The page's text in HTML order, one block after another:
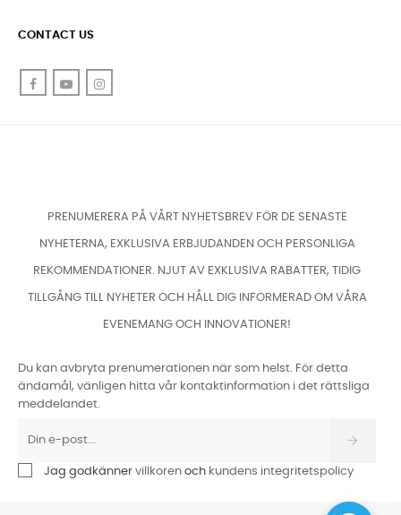
CONTACT US
FacebookYouTube
PRENUMERERA PÅ VÅRT NYHETSBREV FÖR DE SENASTE
NYHETERNA, EXKLUSIVA ERBJUDANDEN OCH PERSONLIGA
REKOMMENDATIONER. NJUT AV EXKLUSIVA RABATTER, TIDIG
TILLGÅNG TILL NYHETER OCH HÅLL DIG INFORMERAD OM VÅRA
EVENEMANG OCH INNOVATIONER!
Du kan avbryta prenumerationen när som helst. För detta
ändamål, vänligen hitta vår kontaktinformation i det rättsliga
meddelandet.
Jag godkänner villkoren och kundens integritetspolicy